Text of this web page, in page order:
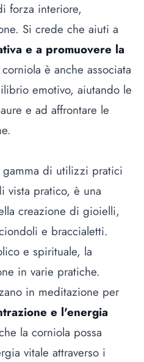
forza interiore,
Si crede che aiuti a
e a promuovere la
è anche associata
emotivo, aiutando le
e ad affrontare le
gamma di utilizzi pratici
vista pratico, è una
creazione di gioielli,
e braccialetti.
e spirituale, la
in varie pratiche.
in meditazione per
e l'energia
la corniola possa
vitale attraverso i